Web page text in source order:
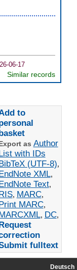
06-17
Similar records
to
as Author
with IDs
(UTF-8),
XML,
Text,
, MARC,
MARC,
, DC,
fulltext
Deutsch